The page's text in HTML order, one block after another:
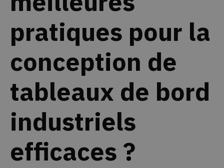
pratiques pour la
conception de
tableaux de bord
industriels
efficaces ?